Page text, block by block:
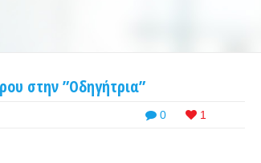
στην ”Οδηγήτρια”
0 1